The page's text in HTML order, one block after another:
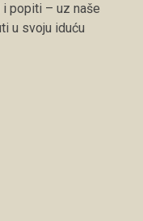
popiti – uz naše
u svoju iduću